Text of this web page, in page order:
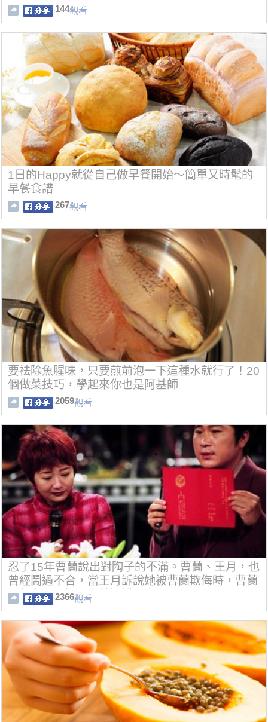
144觀看
1日的Happy就從自己做早餐開始～簡單又時髦的
早餐食譜
267觀看
要袪除魚腥味，只要煎前泡一下這種水就行了！20
個做菜技巧，學起來你也是阿基師
2059觀看
忍了15年曹蘭說出對陶子的不滿。曹蘭、王月，也
曾經鬧過不合，當王月訴說她被曹蘭欺侮時，曹蘭
不但完全承認，竟然還補下去......
2366觀看